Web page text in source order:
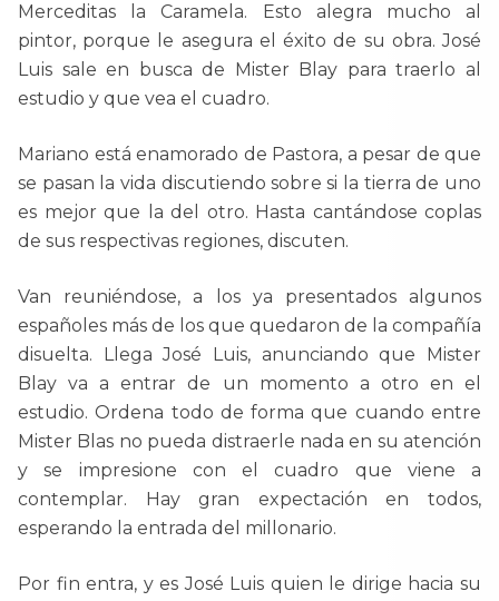
Merceditas la Caramela. Esto alegra mucho al
pintor, porque le asegura el éxito de su obra. José
Luis sale en busca de Mister Blay para traerlo al
estudio y que vea el cuadro.
Mariano está enamorado de Pastora, a pesar de que
se pasan la vida discutiendo sobre si la tierra de uno
es mejor que la del otro. Hasta cantándose coplas
de sus respectivas regiones, discuten.
Van reuniéndose, a los ya presentados algunos
españoles más de los que quedaron de la compañía
disuelta. Llega José Luis, anunciando que Mister
Blay va a entrar de un momento a otro en el
estudio. Ordena todo de forma que cuando entre
Mister Blas no pueda distraerle nada en su atención
y se impresione con el cuadro que viene a
contemplar. Hay gran expectación en todos,
esperando la entrada del millonario.
Por fin entra, y es José Luis quien le dirige hacia su